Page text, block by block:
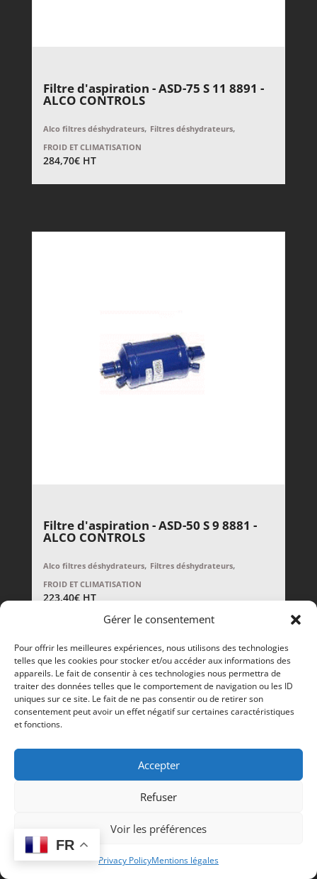
Gérer le consentement
Pour offrir les meilleures expériences, nous utilisons des technologies
telles que les cookies pour stocker et/ou accéder aux informations des
appareils. Le fait de consentir à ces technologies nous permettra de
traiter des données telles que le comportement de navigation ou les ID
uniques sur ce site. Le fait de ne pas consentir ou de retirer son
consentement peut avoir un effet négatif sur certaines caractéristiques
et fonctions.
Accepter
Refuser
Voir les préférences
Privacy PolicyMentions légales
Filtre d'aspiration - ASD-75 S 11 8891 -
ALCO CONTROLS
Alco filtres déshydrateurs, Filtres déshydrateurs,
FROID ET CLIMATISATION
284,70€ HT
Filtre d'aspiration - ASD-50 S 9 8881 -
ALCO CONTROLS
Alco filtres déshydrateurs, Filtres déshydrateurs,
FROID ET CLIMATISATION
223,40€ HT
FR